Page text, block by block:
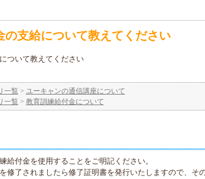
の支給について教えてください
ついて教えてください
一覧 > ユーキャンの通信講座について
一覧 > 教育訓練給付金について
給付金を使用することをご明記ください。
修了されましたら修了証明書を発行いたしますので、そ